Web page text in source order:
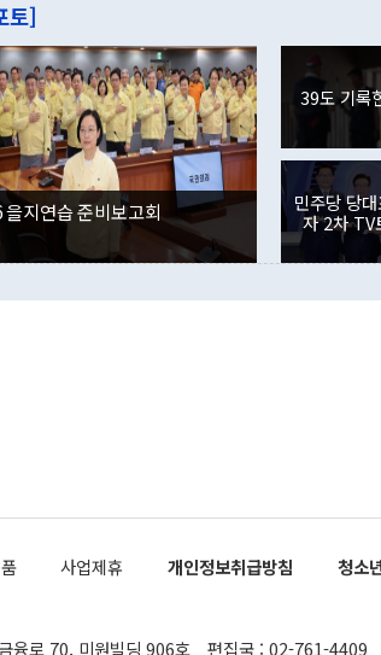
이 9월 러시아 블라디
며 "정부 차원에서 (참
은 "그것은 외교부의
잘랐다. 정 장관이 이
않았다는 점에서 문제
사합의 복원, 4자회담
권이라는 지적이 나오
뒤 "여기 업무보고에
부의 한 소식통은 "정
를 거쳐 결정된 사안
련 부처 장관이 정부의
하고 대통령의 면전에
이나 미국은 북한에 선
공하는 방식으로 이뤄
협상에 관여했던 한
였던 올해 3월(369억
인의 해외투자가 80억
각각 증가했다. 증권투
국인의 국내 주식 투
감소하며 전월(-310억
경신했다. 외국인의 국
분기 말 만기도래 영
다. 내국인의 해외 증
다.
토]
지연습 준비보고회
39도 기록
민주당 당
자 2차 TV
사업제휴 개인정보취급방침 청소
융로 70, 미원빌딩 906호 편집국 : 02-761-4409